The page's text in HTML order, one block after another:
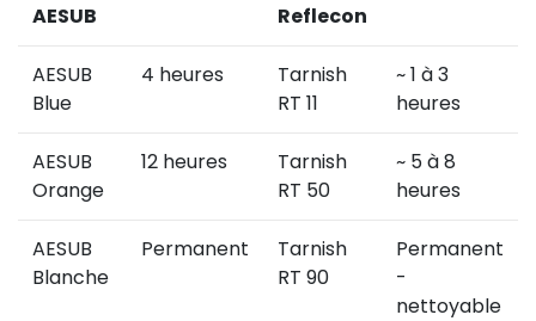
AESUB Reflecon
AESUB
Blue
4 heures
Tarnish
RT 11
~ 1 à 3
heures
AESUB
Orange
12 heures
Tarnish
RT 50
~ 5 à 8
heures
AESUB
Blanche
Permanent
Tarnish
RT 90
Permanent
-
nettoyable